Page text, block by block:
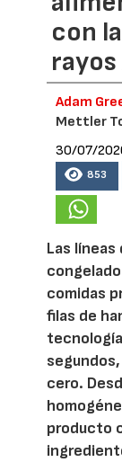
con
rayos
Adam
Mettler
30/07/
853
Las
comidas
filas de
cero.
producto